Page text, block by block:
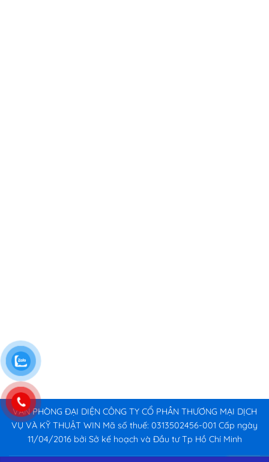
VĂN PHÒNG ĐẠI DIỆN CÔNG TY CỔ PHẦN THƯƠNG MẠI DỊCH
VỤ VÀ KỸ THUẬT WIN Mã số thuế: 0313502456-001 Cấp ngày
11/04/2016 bởi Sở kế hoạch và Đầu tư Tp Hồ Chí Minh